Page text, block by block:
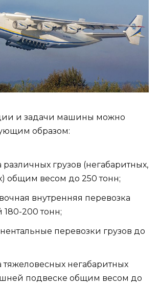
и задачи машины можно
образом:
различных грузов (негабаритных,
общим весом до 250 тонн;
внутренняя перевозка
180-200 тонн;
перевозки грузов до
тяжеловесных негабаритных
подвеске общим весом до